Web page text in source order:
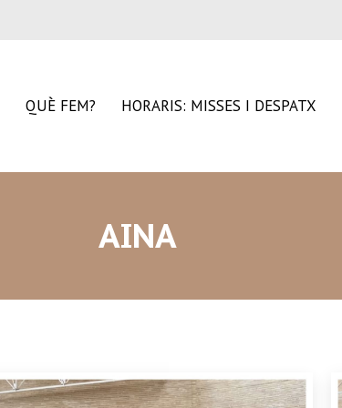
QUÈ FEM? HORARIS: MISSES I DESPATX
AINA